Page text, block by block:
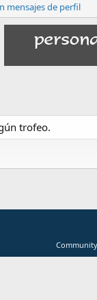
mensajes de perfil
trofeo.